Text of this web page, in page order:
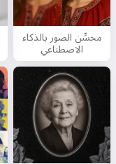
محسِّن الصور بالذكاء
الاصطناعي